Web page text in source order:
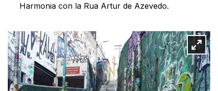
Harmonia con la Rua Artur de Azevedo.